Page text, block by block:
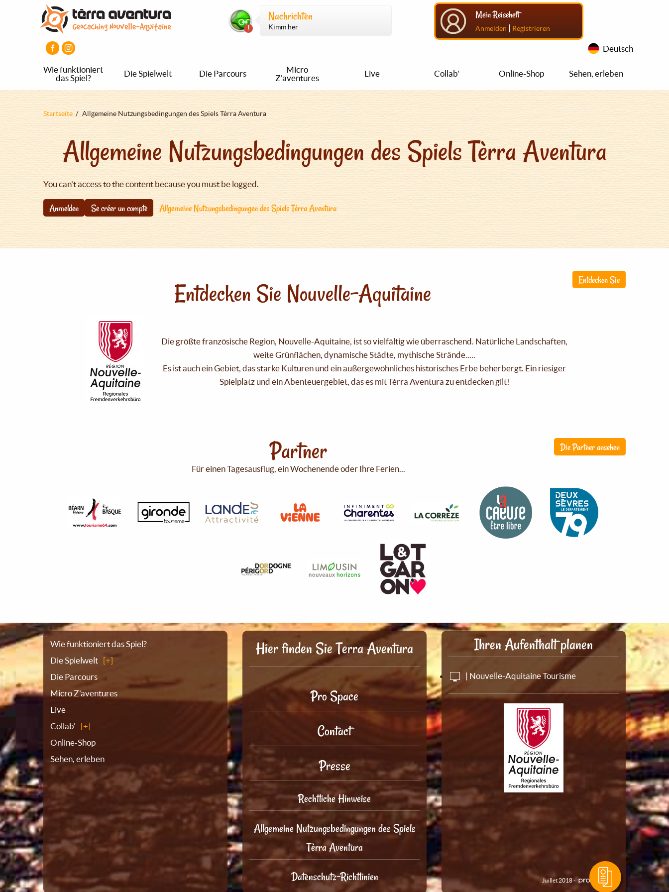
Nachrichten
Kimm her
Mein Reiseheft
Anmelden | Registrieren
Deutsch
Wie funktioniert
das Spiel?
Die Spielwelt Die Parcours
Micro
Z'aventures
Live Collab' Online-Shop Sehen, erleben
Pfadnavigation
Startseite Allgemeine Nutzungsbedingungen des Spiels Tèrra Aventura
Allgemeine Nutzungsbedingungen des Spiels Tèrra Aventura
You can't access to the content because you must be logged.
Anmelden Se créer un compte Allgemeine Nutzungsbedingungen des Spiels Tèrra Aventura
Entdecken Sie
Entdecken Sie Nouvelle-Aquitaine
Die größte französische Region, Nouvelle-Aquitaine, ist so vielfältig wie überraschend. Natürliche Landschaften,
weite Grünflächen, dynamische Städte, mythische Strände.....
Es ist auch ein Gebiet, das starke Kulturen und ein außergewöhnliches historisches Erbe beherbergt. Ein riesiger
Spielplatz und ein Abenteuergebiet, das es mit Tèrra Aventura zu entdecken gilt!
Die Partner ansehen
Partner
Für einen Tagesausflug, ein Wochenende oder Ihre Ferien...
Sitemap
Wie funktioniert das Spiel?
Die Spielwelt
Die Parcours
Micro Z'aventures
Live
Collab'
Online-Shop
Sehen, erleben
Hier finden Sie Terra Aventura
Pro Space
Contact
Presse
Rechtliche Hinweise
Allgemeine Nutzungsbedingungen des Spiels
Tèrra Aventura
Datenschutz-Richtlinien
Ihren Aufenthalt planen
| Nouvelle-Aquitaine Tourisme
Juillet 2018 -